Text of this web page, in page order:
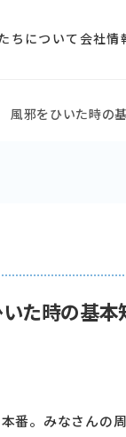
ちについて会社情
風邪をひいた時の
た時の基本
番。みなさんの